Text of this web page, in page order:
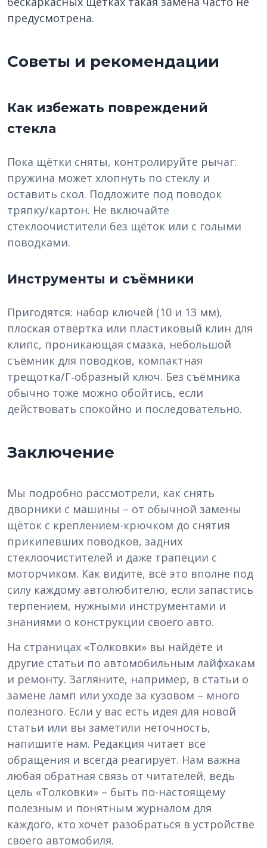
предусмотрена.
Советы и рекомендации
Как избежать повреждений
стекла
Пока щётки сняты, контролируйте рычаг:
пружина может хлопнуть по стеклу и
оставить скол. Подложите под поводок
тряпку/картон. Не включайте
стеклоочистители без щёток или с голыми
поводками.
Инструменты и съёмники
Пригодятся: набор ключей (10 и 13 мм),
плоская отвёртка или пластиковый клин для
клипс, проникающая смазка, небольшой
съёмник для поводков, компактная
трещотка/Г‑образный ключ. Без съёмника
обычно тоже можно обойтись, если
действовать спокойно и последовательно.
Заключение
Мы подробно рассмотрели, как снять
дворники с машины – от обычной замены
щёток с креплением-крючком до снятия
прикипевших поводков, задних
стеклоочистителей и даже трапеции с
моторчиком. Как видите, всё это вполне под
силу каждому автолюбителю, если запастись
терпением, нужными инструментами и
знаниями о конструкции своего авто.
На страницах «Толковки» вы найдёте и
другие статьи по автомобильным лайфхакам
и ремонту. Загляните, например, в статьи о
замене ламп или уходе за кузовом – много
полезного. Если у вас есть идея для новой
статьи или вы заметили неточность,
напишите нам. Редакция читает все
обращения и всегда реагирует. Нам важна
любая обратная связь от читателей, ведь
цель «Толковки» – быть по-настоящему
полезным и понятным журналом для
каждого, кто хочет разобраться в устройстве
своего автомобиля.